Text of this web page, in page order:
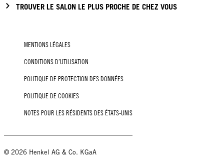
TROUVER LE SALON LE PLUS PROCHE DE CHEZ VOUS
MENTIONS LÉGALES
CONDITIONS D’UTILISATION
POLITIQUE DE PROTECTION DES DONNÉES
POLITIQUE DE COOKIES
NOTES POUR LES RÉSIDENTS DES ÉTATS-UNIS
© 2026 Henkel AG & Co. KGaA